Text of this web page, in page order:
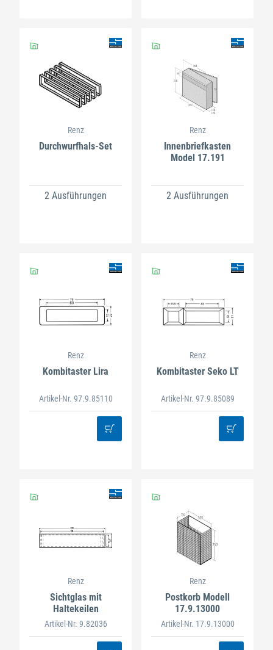
Renz
Durchwurfhals-Set
2 Ausführungen
Renz
Innenbriefkasten
Model 17.191
2 Ausführungen
Renz
Kombitaster Lira
Artikel-Nr. 97.9.85110
Renz
Kombitaster Seko LT
Artikel-Nr. 97.9.85089
Renz
Sichtglas mit
Haltekeilen
Artikel-Nr. 9.82036
Renz
Postkorb Modell
17.9.13000
Artikel-Nr. 17.9.13000